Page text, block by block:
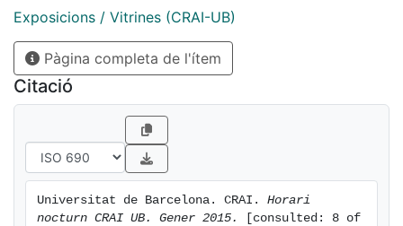
Exposicions / Vitrines (CRAI-UB)
Pàgina completa de l'ítem
Citació
Universitat de Barcelona. CRAI. Horari
nocturn CRAI UB. Gener 2015.
[consulted: 8 of